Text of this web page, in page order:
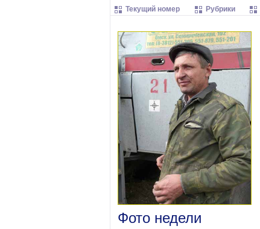
Текущий номер Рубрики
Фото недели